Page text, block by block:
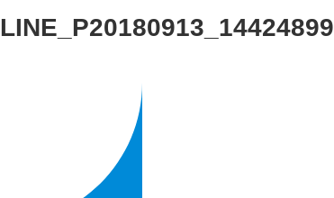
LINE_P20180913_14424899